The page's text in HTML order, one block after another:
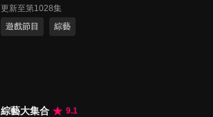
更新至第1028集
遊戲節目
綜藝
綜藝大集合
9.1